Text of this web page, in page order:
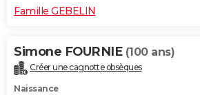
Famille GEBELIN
Simone FOURNIE (100 ans)
Créer une cagnotte obsèques
Naissance